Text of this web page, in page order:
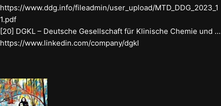
https://www.ddg.info/fileadmin/user_upload/MTD_DDG_2023_1
1.pdf
[20] DGKL – Deutsche Gesellschaft für Klinische Chemie und …
https://www.linkedin.com/company/dgkl